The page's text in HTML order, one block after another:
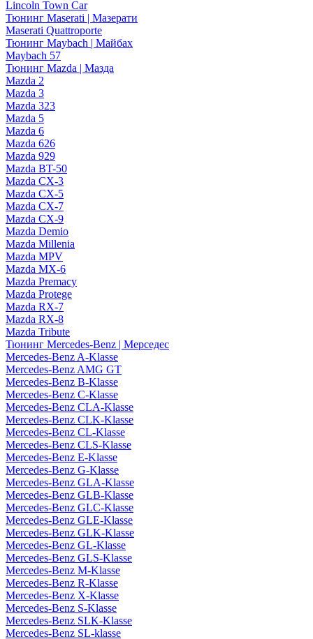
Lincoln Town Car
Тюнинг Maserati | Мазерати
Maserati Quattroporte
Тюнинг Maybach | Майбах
Maybach 57
Тюнинг Mazda | Мазда
Mazda 2
Mazda 3
Mazda 323
Mazda 5
Mazda 6
Mazda 626
Mazda 929
Mazda BT-50
Mazda CX-3
Mazda CX-5
Mazda CX-7
Mazda CX-9
Mazda Demio
Mazda Millenia
Mazda MPV
Mazda MX-6
Mazda Premacy
Mazda Protege
Mazda RX-7
Mazda RX-8
Mazda Tribute
Тюнинг Mercedes-Benz | Мерседес
Mercedes-Benz A-Klasse
Mercedes-Benz AMG GT
Mercedes-Benz B-Klasse
Mercedes-Benz C-Klasse
Mercedes-Benz CLA-Klasse
Mercedes-Benz CLK-Klasse
Mercedes-Benz CL-Klasse
Mercedes-Benz CLS-Klasse
Mercedes-Benz E-Klasse
Mercedes-Benz G-Klasse
Mercedes-Benz GLA-Klasse
Mercedes-Benz GLB-Klasse
Mercedes-Benz GLC-Klasse
Mercedes-Benz GLE-Klasse
Mercedes-Benz GLK-Klasse
Mercedes-Benz GL-Klasse
Mercedes-Benz GLS-Klasse
Mercedes-Benz M-Klasse
Mercedes-Benz R-Klasse
Mercedes-Benz X-Klasse
Mercedes-Benz S-Klasse
Mercedes-Benz SLK-Klasse
Mercedes-Benz SL-klasse